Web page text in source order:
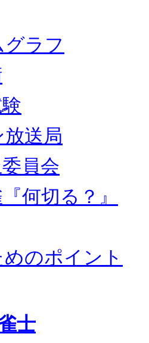
ラフ
送局
員会
何切る？』
のポイント
士